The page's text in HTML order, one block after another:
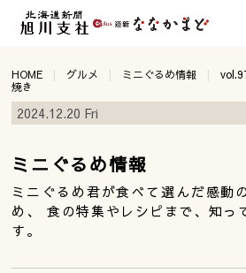
HOME グルメ ミニぐるめ情報
焼き
2024.12.20 Fri
ミニぐるめ情報
ミニぐるめ君が食べて選んだ感動
め、 食の特集やレシピまで、知っ
す。